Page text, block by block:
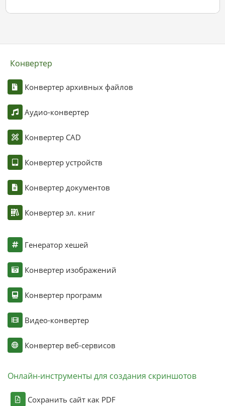
Конвертер
Конвертер архивных файлов
Аудио-конвертер
Конвертер CAD
Конвертер устройств
Конвертер документов
Конвертер эл. книг
Генератор хешей
Конвертер изображений
Конвертер программ
Видео-конвертер
Конвертер веб-сервисов
Онлайн-инструменты для создания скриншотов
Сохранить сайт как PDF